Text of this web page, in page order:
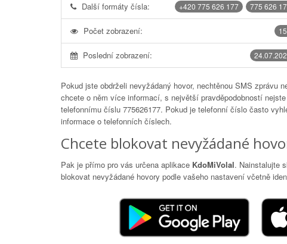
775 626
+420 775 626 177
Další formáty čísla:
Počet zobrazení:
Poslední zobrazení:
Pokud jste obdrželi nevyžádaný hovor, nechtěnou SMS zprávu
chcete o něm více informací, s největší pravděpodobností
telefonnímu číslu 775626177. Pokud je telefonní číslo často
informace o telefonních číslech.
Chcete blokovat nevyžádané
Pak je přímo pro vás určena aplikace KdoMiVolal. Nainstalujte
blokovat nevyžádané hovory podle vašeho nastavení včetně